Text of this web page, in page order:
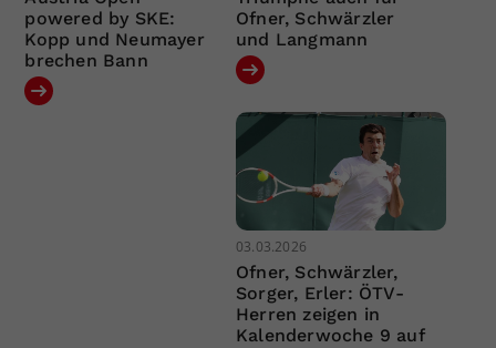
powered by SKE:
Kopp und Neumayer
brechen Bann
Ofner, Schwärzler
und Langmann
03.03.2026
Ofner, Schwärzler,
Sorger, Erler: ÖTV-
Herren zeigen in
Kalenderwoche 9 auf